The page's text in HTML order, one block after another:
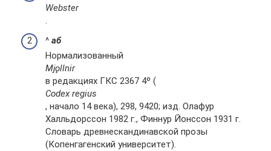
Webster
.
^ аб
Нормализованный
Mjǫllnir
в редакциях ГКС 2367 4º (
Codex regius
, начало 14 века), 298, 9420; изд. Олафур
Халльдорссон 1982 г., Финнур Йонссон 1931 г.
Словарь древнескандинавской прозы
(Копенгагенский университет).